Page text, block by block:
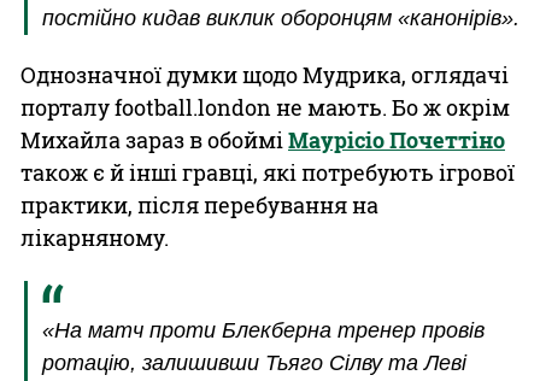
постійно кидав виклик оборонцям «канонірів».
Однозначної думки щодо Мудрика, оглядачі
порталу football.london не мають. Бо ж окрім
Михайла зараз в обойміМаурісіо Почеттіно
також є й інші гравці, які потребують ігрової
практики, після перебування на
лікарняному.
«На матч проти Блекберна тренер провів
ротацію, залишивши Тьяго Сілву та Леві